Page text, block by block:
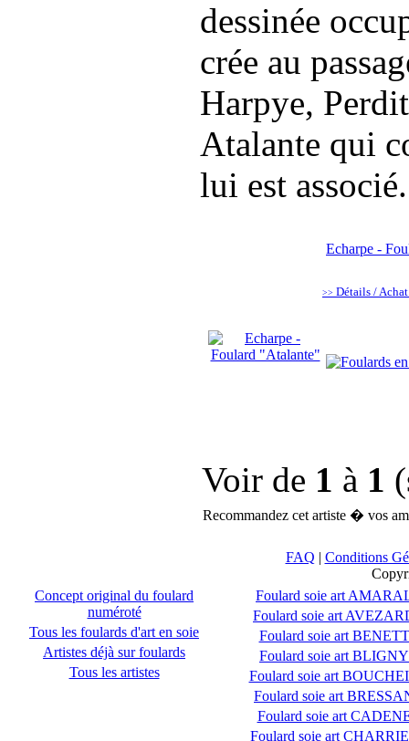
dessinée
crée au
Harpye,
Atalante qui
lui est associé.
Echarpe -
>> Détails /
Voir de 1 à 1
Recommandez cet artiste � vos
FAQ | Conditions
Concept original du foulard
numéroté
Tous les foulards d'art en soie
Artistes déjà sur foulards
Tous les artistes
Foulard soie art
Foulard soie art
Foulard soie art BENETT
Foulard soie art BLIGNY
Foulard soie art
Foulard soie art
Foulard soie art
Foulard soie art